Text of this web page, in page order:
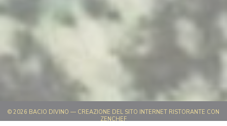
© 2026 BACIO DIVINO — CREAZIONE DEL SITO INTERNET RISTORANTE CON
ZENCHEF((APRE UNA NUOVA FINESTRA))